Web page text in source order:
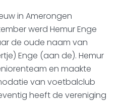
in Amerongen
werd Hemur Enge
de oude naam van
Enge (aan de). Hemur
en maakte
van voetbalclub
heeft de vereniging